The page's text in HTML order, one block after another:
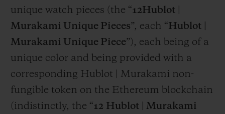
unique watch pieces (the “12Hublot |
Murakami Unique Pieces”, each “Hublot |
Murakami Unique Piece”), each being of a
unique color and being provided with a
corresponding Hublot | Murakami non-
fungible token on the Ethereum blockchain
(indistinctly, the “12 Hublot | Murakami